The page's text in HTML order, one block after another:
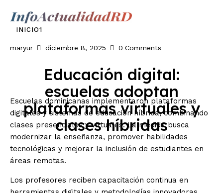
Educación digital:
escuelas adoptan
plataformas virtuales y
clases híbridas
Inicio
Economia
Internacionales
Deporte
INICIO1
maryur diciembre 8, 2025 0 Comments
Escuelas dominicanas implementaron plataformas
digitales y sistemas de educación híbrida, combinando
clases presenciales y virtuales. La medida busca
modernizar la enseñanza, promover habilidades
tecnológicas y mejorar la inclusión de estudiantes en
áreas remotas.
Los profesores reciben capacitación continua en